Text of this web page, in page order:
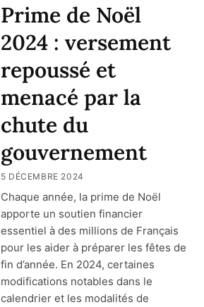
Prime de Noël
2024 : versement
repoussé et
menacé par la
chute du
gouvernement
5 DÉCEMBRE 2024
Chaque année, la prime de Noël
apporte un soutien financier
essentiel à des millions de Français
pour les aider à préparer les fêtes de
fin d’année. En 2024, certaines
modifications notables dans le
calendrier et les modalités de